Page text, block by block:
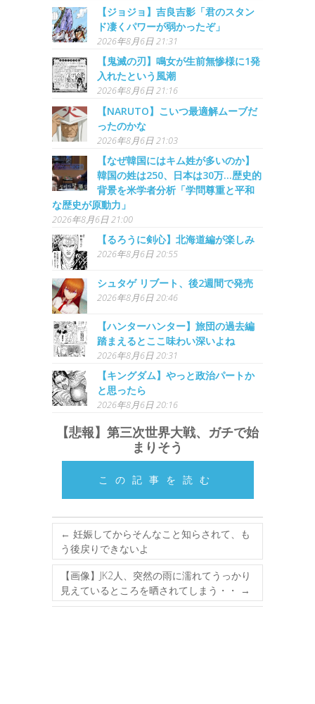
【ジョジョ】吉良吉影「君のスタン
ド凄くパワーが弱かったぞ」
2026年8月6日 21:31
【鬼滅の刃】鳴女が生前無惨様に1発
入れたという風潮
2026年8月6日 21:16
【NARUTO】こいつ最適解ムーブだ
ったのかな
2026年8月6日 21:03
【なぜ韓国にはキム姓が多いのか】
韓国の姓は250、日本は30万…歴史的
背景を米学者分析「学問尊重と平和
な歴史が原動力」
2026年8月6日 21:00
【るろうに剣心】北海道編が楽しみ
2026年8月6日 20:55
シュタゲ リブート、後2週間で発売
2026年8月6日 20:46
【ハンターハンター】旅団の過去編
踏まえるとここ味わい深いよね
2026年8月6日 20:31
【キングダム】やっと政治パートか
と思ったら
2026年8月6日 20:16
【悲報】第三次世界大戦、ガチで始
まりそう
この記事を読む
← 妊娠してからそんなこと知らされて、も
う後戻りできないよ
【画像】JK2人、突然の雨に濡れてうっかり
見えているところを晒されてしまう・・
→